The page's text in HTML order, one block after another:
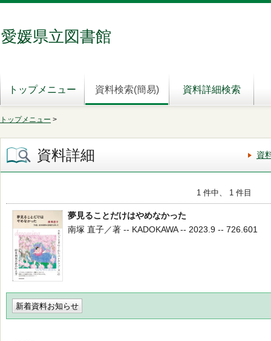
愛媛県立図書館
トップメニュー 資料検索(簡易) 資料詳細検索
トップメニュー >
資料詳細 資
1 件中、 1 件目
夢見ることだけはやめなかった
南塚 直子／著 -- KADOKAWA -- 2023.9 -- 726.601
新着資料お知らせ